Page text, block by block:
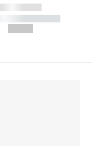
------------
-----------